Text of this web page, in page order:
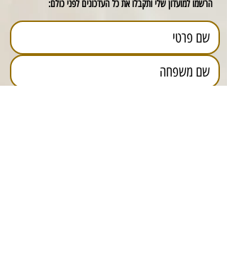
הרשמו למועדון שלי ותקבלו את כל העדכונים לפני כולם: